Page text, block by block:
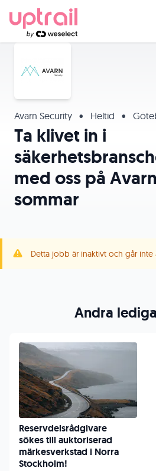
Avarn Security • Heltid •
Ta klivet in i
med oss på
sommar
Detta jobb är inaktivt och går inte
Andra
Reservdelsrådgivare
sökes till auktoriserad
märkesverkstad i Norra
Stockholm!